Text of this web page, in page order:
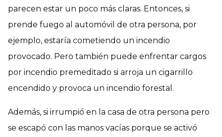
parecen estar un poco más claras. Entonces, si
prende fuego al automóvil de otra persona, por
ejemplo, estaría cometiendo un incendio
provocado. Pero también puede enfrentar cargos
por incendio premeditado si arroja un cigarrillo
encendido y provoca un incendio forestal.
Además, si irrumpió en la casa de otra persona pero
se escapó con las manos vacías porque se activó